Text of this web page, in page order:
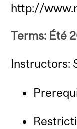
http://
Terms: Été
Instructors: